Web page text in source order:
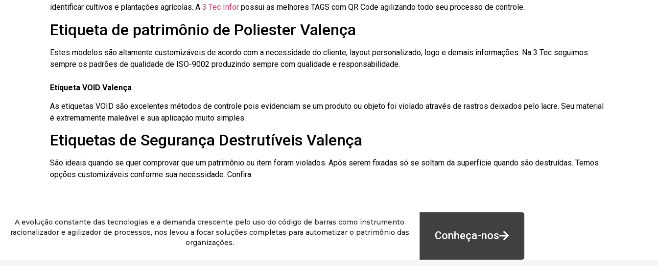
identificar cultivos e plantações agrícolas. A 3 Tec Infor possui as melhores TAGS com QR Code agilizando todo seu processo de controle.
Etiqueta de patrimônio de Poliester Valença
Estes modelos são altamente customizáveis de acordo com a necessidade do cliente, layout personalizado, logo e demais informações. Na 3 Tec seguimos
sempre os padrões de qualidade de ISO-9002 produzindo sempre com qualidade e responsabilidade.
Etiqueta VOID Valença
As etiquetas VOID são excelentes métodos de controle pois evidenciam se um produto ou objeto foi violado através de rastros deixados pelo lacre. Seu material
é extremamente maleável e sua aplicação muito simples.
Etiquetas de Segurança Destrutíveis Valença
São ideais quando se quer comprovar que um patrimônio ou item foram violados. Após serem fixadas só se soltam da superfície quando são destruídas. Temos
opções customizáveis conforme sua necessidade. Confira.
A evolução constante das tecnologias e a demanda crescente pelo uso do código de barras como instrumento
racionalizador e agilizador de processos, nos levou a focar soluções completas para automatizar o patrimônio das
organizações.
Conheça-nos